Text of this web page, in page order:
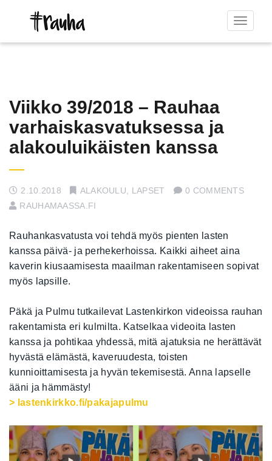
Toggle
Viikko 39/2018 – Rauhaa
varhaiskasvatuksessa ja
alakouluikäisten kanssa
2.10.2018 ALAKOULU LAPSET
0 COMMENTS
RAUHAMAASSA.FI
Rauhankasvatusta voi tehdä myös pienten lasten
kanssa päivä- ja perhekerhoissa. Kaikki aiheet aina
kaverin kiusaamisesta maailman rakentamiseen sopivat
myös lapsille.
Päkä ja Pulmu tutkailevat Lastenkirkon videoissa rauhan
rakentamista eri kulmilta. Katselkaa videoita lasten
kanssa ja pohtikaa yhdessä, mitä ajatuksia ne herättävät
hyvästä elämästä, kaveruudesta, toisten
kunnioittamisesta ja hyvän tekemisestä. Anna lapselle
ääni ja hämmästy!
> lastenkirkko.fi/pakajapulmu